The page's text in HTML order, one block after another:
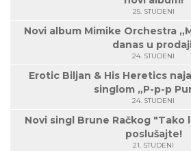
25. STUDENI
Novi album Mimike Orchestra
danas u
24. STUDENI
Erotic Biljan & His Heretics
singlom „P-p-p
24. STUDENI
Novi singl Brune Račkog "Tako
poslušajte!
21. STUDENI